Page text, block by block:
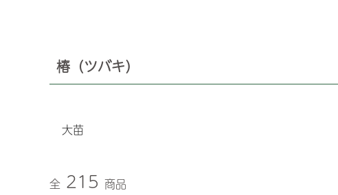
椿（ツバキ）
大苗
全 215 商品